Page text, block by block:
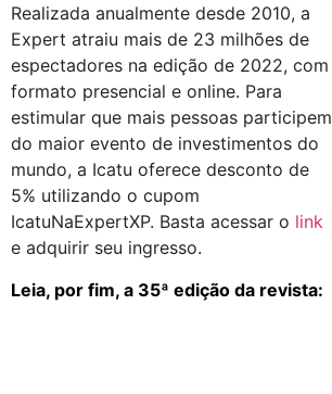
Realizada anualmente desde 2010, a
Expert atraiu mais de 23 milhões de
espectadores na edição de 2022, com
formato presencial e online. Para
estimular que mais pessoas participem
do maior evento de investimentos do
mundo, a Icatu oferece desconto de
5% utilizando o cupom
IcatuNaExpertXP. Basta acessar o link
e adquirir seu ingresso.
Leia, por fim, a 35ª edição da revista: